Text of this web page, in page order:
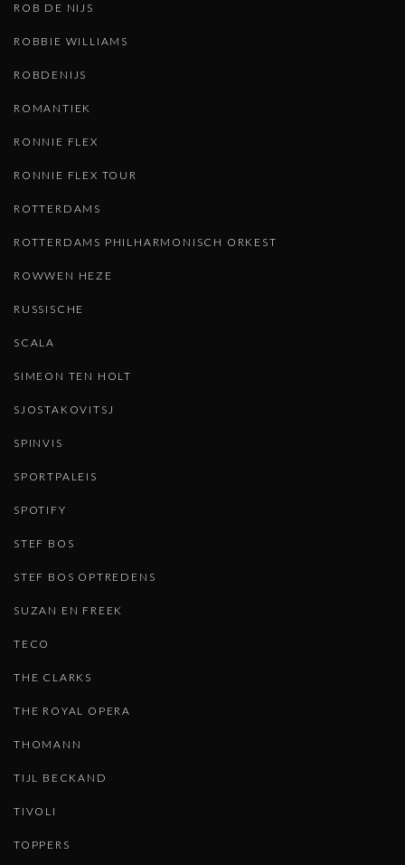
ROB DE NIJS
ROBBIE WILLIAMS
ROBDENIJS
ROMANTIEK
RONNIE FLEX
RONNIE FLEX TOUR
ROTTERDAMS
ROTTERDAMS PHILHARMONISCH ORKEST
ROWWEN HEZE
RUSSISCHE
SCALA
SIMEON TEN HOLT
SJOSTAKOVITSJ
SPINVIS
SPORTPALEIS
SPOTIFY
STEF BOS
STEF BOS OPTREDENS
SUZAN EN FREEK
TECO
THE CLARKS
THE ROYAL OPERA
THOMANN
TIJL BECKAND
TIVOLI
TOPPERS